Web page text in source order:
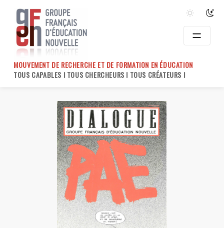
content
MOUVEMENT DE RECHERCHE ET DE FORMATION EN ÉDUCATION
TOUS CAPABLES ! TOUS CHERCHEURS ! TOUS CRÉATEURS !